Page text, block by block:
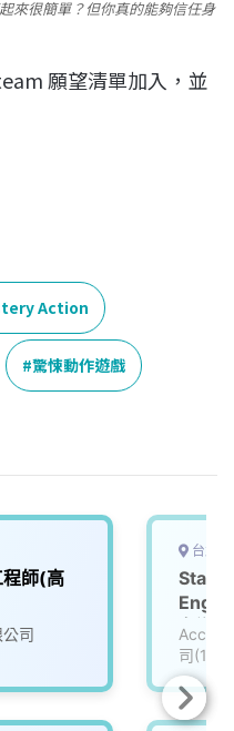
來很簡單？但你真的能夠信任身
願望清單加入，並
Action
驚悚動作遊戲
師(高
司
台北
Staff
名遊
司